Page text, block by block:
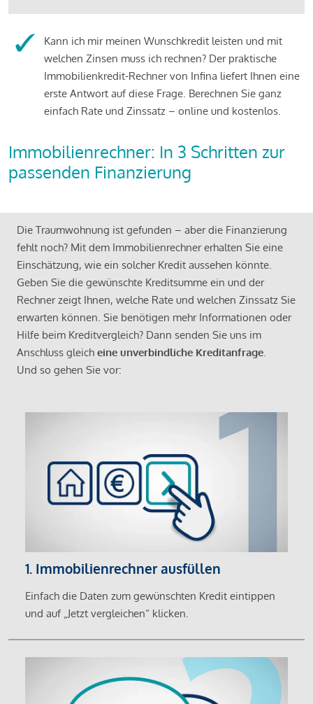
Kann ich mir meinen Wunschkredit leisten und mit
welchen Zinsen muss ich rechnen? Der praktische
Immobilienkredit-Rechner von Infina liefert Ihnen eine
erste Antwort auf diese Frage. Berechnen Sie ganz
einfach Rate und Zinssatz – online und kostenlos.
Immobilienrechner: In 3 Schritten zur
passenden Finanzierung
Die Traumwohnung ist gefunden – aber die Finanzierung
fehlt noch? Mit dem Immobilienrechner erhalten Sie eine
Einschätzung, wie ein solcher Kredit aussehen könnte.
Geben Sie die gewünschte Kreditsumme ein und der
Rechner zeigt Ihnen, welche Rate und welchen Zinssatz Sie
erwarten können. Sie benötigen mehr Informationen oder
Hilfe beim Kreditvergleich? Dann senden Sie uns im
Anschluss gleich eine unverbindliche Kreditanfrage.
Und so gehen Sie vor:
1. Immobilienrechner ausfüllen
Einfach die Daten zum gewünschten Kredit eintippen
und auf „Jetzt vergleichen“ klicken.